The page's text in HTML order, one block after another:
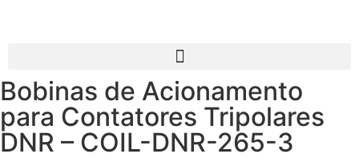
Bobinas de Acionamento
para Contatores Tripolares
DNR – COIL-DNR-265-3